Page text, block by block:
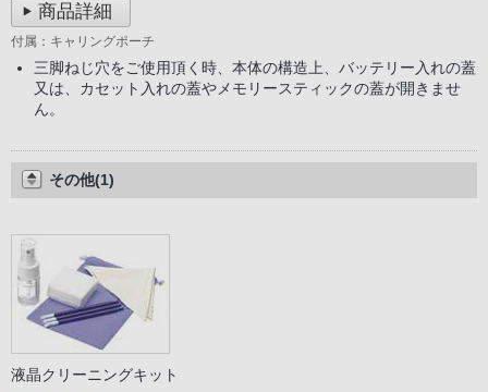
商品詳細
付属：キャリングポーチ
三脚ねじ穴をご使用頂く時、本体の構造上、バッテリー入れの蓋
又は、カセット入れの蓋やメモリースティックの蓋が開きませ
ん。
その他(1)
液晶クリーニングキット